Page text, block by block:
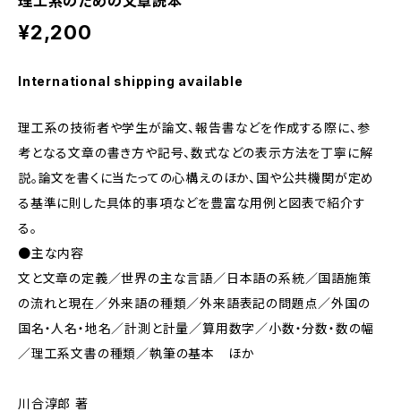
¥2,200
International shipping available
理工系の技術者や学生が論文、報告書などを作成する際に、参
考となる文章の書き方や記号、数式などの表示方法を丁寧に解
説。論文を書くに当たっての心構えのほか、国や公共機関が定め
る基準に則した具体的事項などを豊富な用例と図表で紹介す
る。
●主な内容
文と文章の定義／世界の主な言語／日本語の系統／国語施策
の流れと現在／外来語の種類／外来語表記の問題点／外国の
国名・人名・地名／計測と計量／算用数字／小数・分数・数の幅
／理工系文書の種類／執筆の基本 ほか
川合淳郎 著